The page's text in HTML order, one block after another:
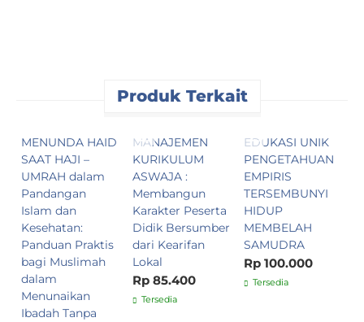
Produk Terkait
MENUNDA HAID
SAAT HAJI –
UMRAH dalam
Pandangan
Islam dan
Kesehatan:
Panduan Praktis
bagi Muslimah
dalam
Menunaikan
Ibadah Tanpa
MANAJEMEN
KURIKULUM
ASWAJA :
Membangun
Karakter Peserta
Didik Bersumber
dari Kearifan
Lokal
Rp 85.400
Tersedia
EDUKASI UNIK
PENGETAHUAN
EMPIRIS
TERSEMBUNYI
HIDUP
MEMBELAH
SAMUDRA
Rp 100.000
Tersedia